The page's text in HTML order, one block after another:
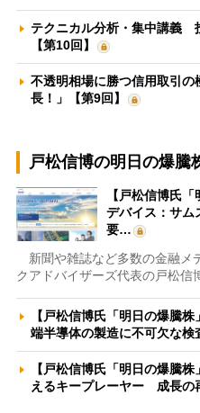
テクニカル分析・集中講義
【第10回】
不透明相場に勝つ信用取引
長！」【第9回】
戸松信博の明日の爆騰
【戸松信博氏
デバイス：サム
要…
新聞や雑誌など多数の金融メ
クアドバイザーズ代表の戸松信
【戸松信博氏「明日の爆騰
端半導体の製造に不可欠な
【戸松信博氏「明日の爆騰
えるキープレーヤー 成長